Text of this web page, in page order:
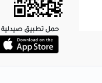
حمل تطبيق صيدلية